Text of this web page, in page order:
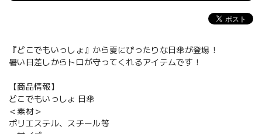
『どこでもいっしょ』から夏にぴったりな日傘が登場！
暑い日差しからトロが守ってくれるアイテムです！
【商品情報】
どこでもいっしょ 日傘
＜素材＞
ポリエステル、スチール等